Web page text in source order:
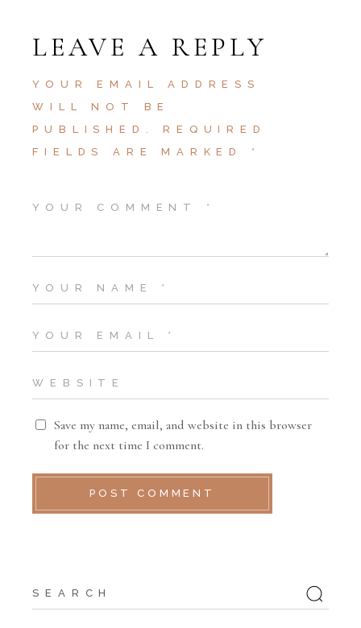
LEAVE A REPLY
YOUR EMAIL ADDRESS
WILL NOT BE
PUBLISHED.
REQUIRED
FIELDS ARE MARKED *
Save my name, email, and website in this browser
for the next time I comment.
POST COMMENT